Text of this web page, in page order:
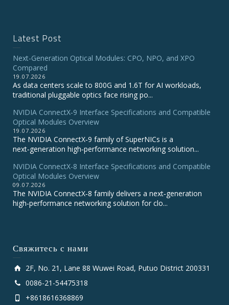
Latest Post
Next-Generation Optical Modules: CPO, NPO, and XPO
Compared
19.07.2026
As data centers scale to 800G and 1.6T for AI workloads,
traditional pluggable optics face rising po...
NVIDIA ConnectX‑9 Interface Specifications and Compatible
Optical Modules Overview
19.07.2026
The NVIDIA ConnectX‑9 family of SuperNICs is a
next‑generation high‑performance networking solution...
NVIDIA ConnectX-8 Interface Specifications and Compatible
Optical Modules Overview
09.07.2026
The NVIDIA ConnectX‑8 family delivers a next‑generation
high‑performance networking solution for clo...
Свяжитесь с нами
2F, No. 21, Lane 88 Wuwei Road, Putuo District 200331
0086-21-54475318
+8618616368869